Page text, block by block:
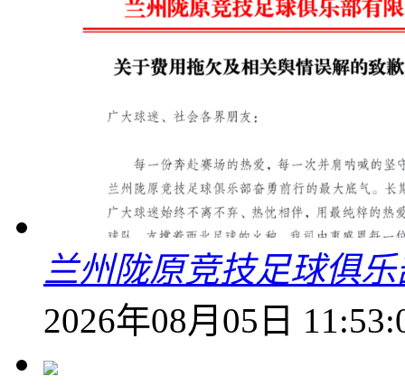
兰州陇原竞技足球俱
2026年08月05日